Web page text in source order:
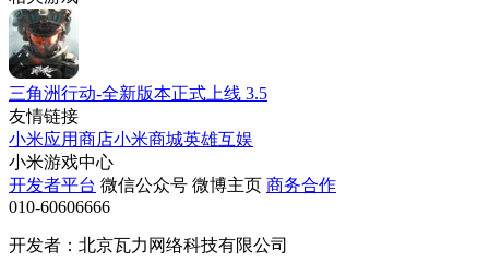
三角洲行动-全新版本正式上线 3.5
友情链接
小米应用商店小米商城英雄互娱
小米游戏中心
开发者平台 微信公众号 微博主页 商务合作
010-60606666
开发者：北京瓦力网络科技有限公司